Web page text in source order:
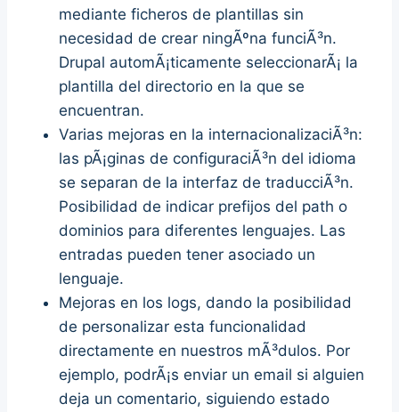
mediante ficheros de plantillas sin
necesidad de crear ningÃºna funciÃ³n.
Drupal automÃ¡ticamente seleccionarÃ¡ la
plantilla del directorio en la que se
encuentran.
Varias mejoras en la internacionalizaciÃ³n:
las pÃ¡ginas de configuraciÃ³n del idioma
se separan de la interfaz de traducciÃ³n.
Posibilidad de indicar prefijos del path o
dominios para diferentes lenguajes. Las
entradas pueden tener asociado un
lenguaje.
Mejoras en los logs, dando la posibilidad
de personalizar esta funcionalidad
directamente en nuestros mÃ³dulos. Por
ejemplo, podrÃ¡s enviar un email si alguien
deja un comentario, siguiendo estado